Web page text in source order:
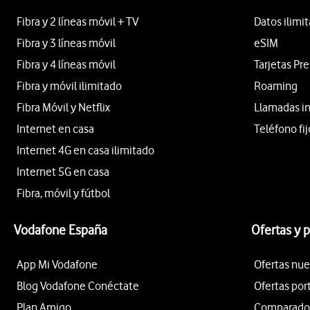
Fibra y 2 líneas móvil + TV
Fibra y 3 líneas móvil
Fibra y 4 líneas móvil
Fibra y móvil ilimitado
Fibra Móvil y Netflix
Internet en casa
Internet 4G en casa ilimitado
Internet 5G en casa
Fibra, móvil y fútbol
Datos
eSIM
Tarjetas
Roaming
Llamadas
Teléfono
Vodafone España
App Mi Vodafone
Blog Vodafone Conéctate
Plan Amigo
Ofertas y
Ofertas
Ofertas